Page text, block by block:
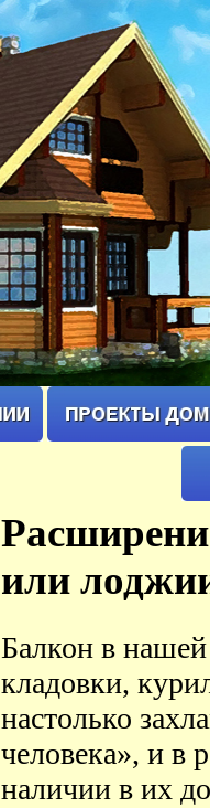
или
Балкон в нашей
кладовки,
настолько
человека», и в
наличии в их